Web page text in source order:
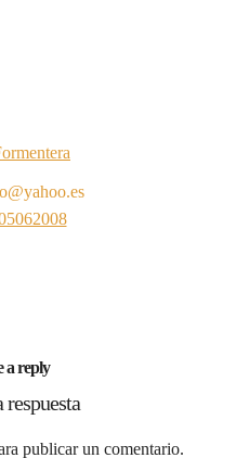
a reply
respuesta
publicar un comentario.